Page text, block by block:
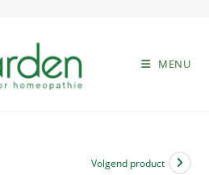
MENU
Volgend product